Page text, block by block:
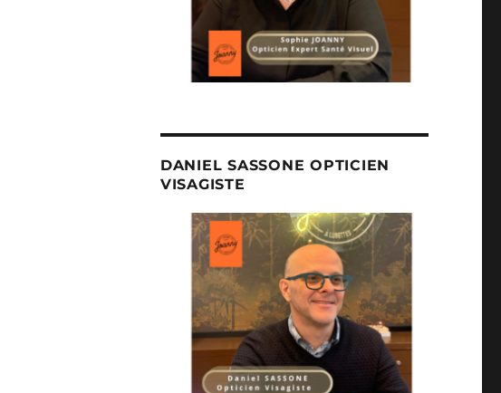
DANIEL SASSONE OPTICIEN
VISAGISTE